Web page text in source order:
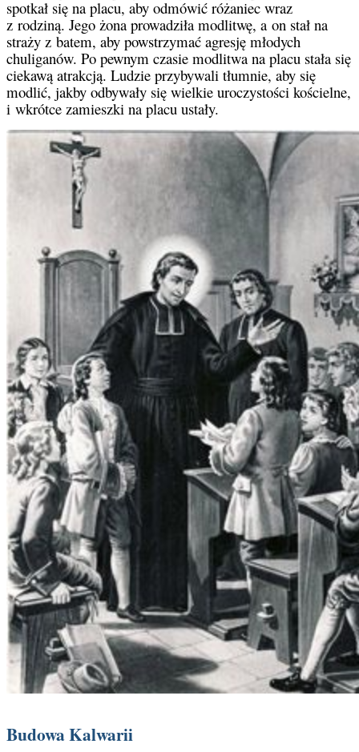
spotkał się na placu, aby odmówić różaniec wraz
z rodziną. Jego żona prowadziła modlitwę, a on stał na
straży z batem, aby powstrzymać agresję młodych
chuliganów. Po pewnym czasie modlitwa na placu stała się
ciekawą atrakcją. Ludzie przybywali tłumnie, aby się
modlić, jakby odbywały się wielkie uroczystości kościelne,
i wkrótce zamieszki na placu ustały.
Budowa Kalwarii